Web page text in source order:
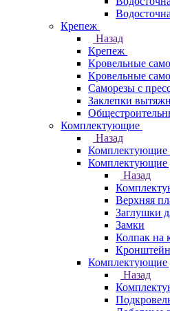
Крепеж
Назад
Крепеж
Кровельные
Кровельные
Саморезы с
Заклепки
Комплектующие
Назад
Комплектующие
Комплектующие
Назад
Верхняя
Заглушки
Замки
Колпак на
Комплектующие
Назад